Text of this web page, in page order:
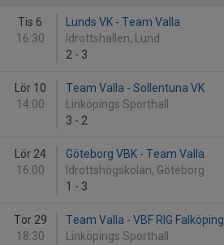
Tis 6
16:30
Lunds VK - Team Valla
Idrottshallen, Lund
2 - 3
Lör 10
14:00
Team Valla - Sollentuna VK
Linköpings Sporthall
3 - 2
Lör 24
16:00
Göteborg VBK - Team Valla
Idrottshögskolan, Göteborg
1 - 3
Tor 29
18:30
Team Valla - VBF RIG Falköping
Linköpings Sporthall